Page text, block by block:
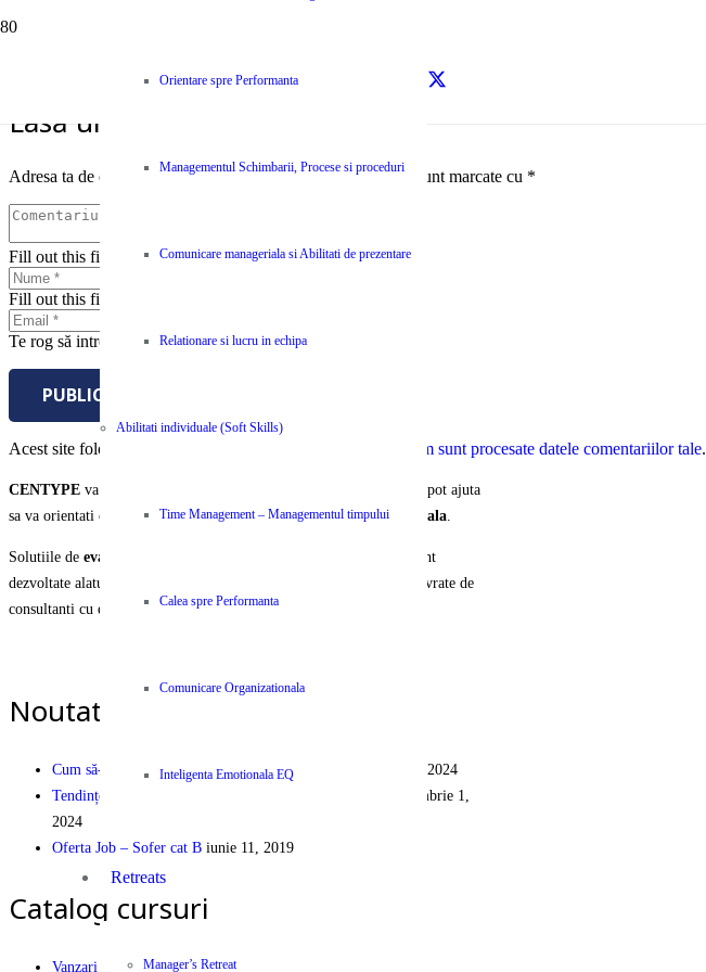
Orientare spre Performanta
Managementul Schimbarii, Procese si proceduri
Comunicare manageriala si Abilitati de prezentare
Relationare si lucru in echipa
Abilitati individuale (Soft Skills)
Time Management – Managementul timpului
Calea spre Performanta
Comunicare Organizationala
Inteligenta Emotionala EQ
Retreats
Manager’s Retreat
Lasă un răspuns
Adresa ta de email nu va fi publicată. Câmpurile obligatorii sunt marcate cu *
Fill out this field
Fill out this field
Te rog să introduci o adresă de email validă.
PUBLICĂ COMENTARIUL
Acest site folosește Akismet pentru a reduce spamul. Află cum sunt procesate datele comentariilor tale.
CENTYPE va pune la dispozitie o selectie unica de servicii care va pot ajuta
sa va orientati organizatia si echipa spreperformanta organizationala
Solutiile de evaluare, instruire, ajustare si operare
a activitatii sunt
dezvoltate alaturi de parteneri internationali recunoscuti si va sunt livrate de
consultanti cu experienta si expertiza certificata.
Noutati pe Blog
Cum să-ți dezvolți cariera în industria logistică
decembrie 9, 2024
Tendințe și Eficiență Financiară în Logistica Modernă
septembrie 1,
2024
Oferta Job – Sofer cat B iunie 11, 2019
Catalog cursuri
Vanzari